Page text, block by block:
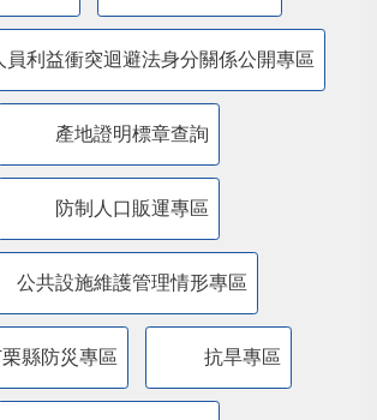
員利益衝突迴避法身分關係公開專區
產地證明標章查詢
防制人口販運專區
​公共設施維護管理情形專區
縣防災專區 抗旱專區